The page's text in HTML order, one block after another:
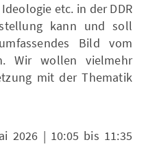
etc. in der DDR
kann und soll
Bild vom
Wir wollen vielmehr
mit der Thematik
2026 | 10:05 bis 11:35